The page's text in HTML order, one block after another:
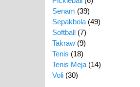
Senam (39)
Sepakbola (49)
Softball (7)
Takraw (9)
Tenis (18)
Tenis Meja (14)
Voli (30)